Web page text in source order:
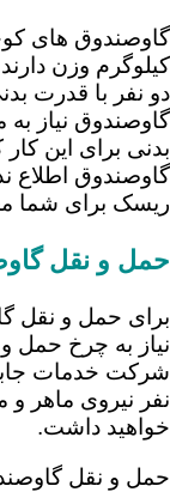
کیلوگرم وزن
دو نفر با قدرت
گاوصندوق نیاز
بدنی برای این
گاوصندوق اطلاع
ریسک برای شما
حمل و نقل گاوصندوق
نیاز به چرخ حمل
شرکت خدمات
نفر نیروی ماهر
خواهید داشت.
حمل و نقل